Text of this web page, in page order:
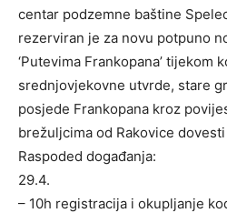
centar podzemne baštine
rezerviran je za novu potpuno
‘Putevima Frankopana’ tijekom
srednjovjekovne utvrde, stare
posjede Frankopana kroz
brežuljcima od Rakovice
Raspoded događanja:
29.4.
– 10h registracija i okupljanje